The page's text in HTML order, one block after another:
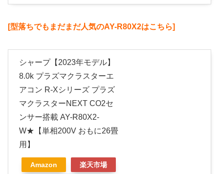
[型落ちでもまだまだ人気のAY-R80X2はこちら]
シャープ【2023年モデル】
8.0k プラズマクラスターエ
アコン R-Xシリーズ プラズ
マクラスターNEXT CO2セ
ンサー搭載 AY-R80X2-
W★【単相200V おもに26畳
用】
Amazon 楽天市場